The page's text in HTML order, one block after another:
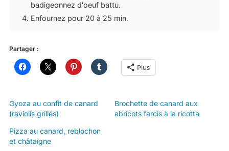
badigeonnez d'oeuf battu.
Enfournez pour 20 à 25 min.
Partager :
Plus
Gyoza au confit de canard
(raviolis grillés)
Brochette de canard aux
abricots farcis à la ricotta
Pizza au canard, reblochon
et châtaigne